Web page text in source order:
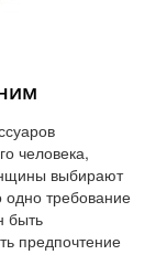
человека,
выбирают
требование
быть
предпочтение